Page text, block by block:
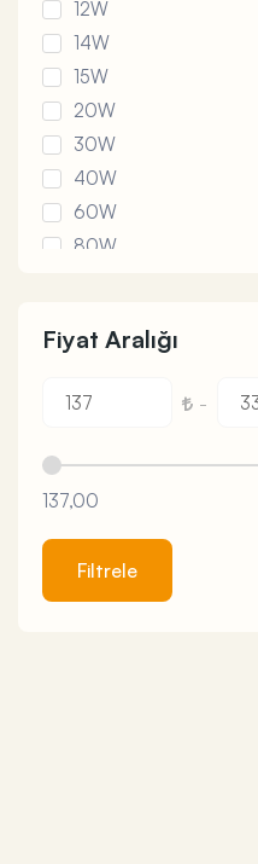
12W
14W
15W
20W
30W
40W
60W
80W
110W
150W
Fiyat Aralığı
-
137,00
Filtrele